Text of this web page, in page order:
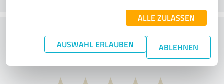
ALLE ZULASSEN
AUSWAHL ERLAUBEN ABLEHNEN
Wat vind je van de prijs-
prestatieverhouding?